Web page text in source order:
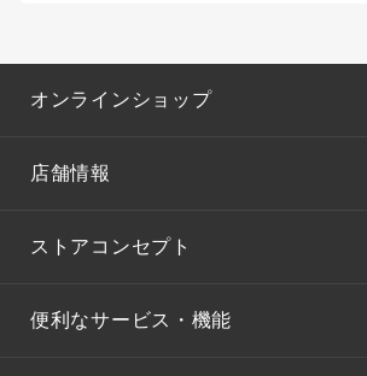
オンラインショップ
店舗情報
ストアコンセプト
便利なサービス・機能